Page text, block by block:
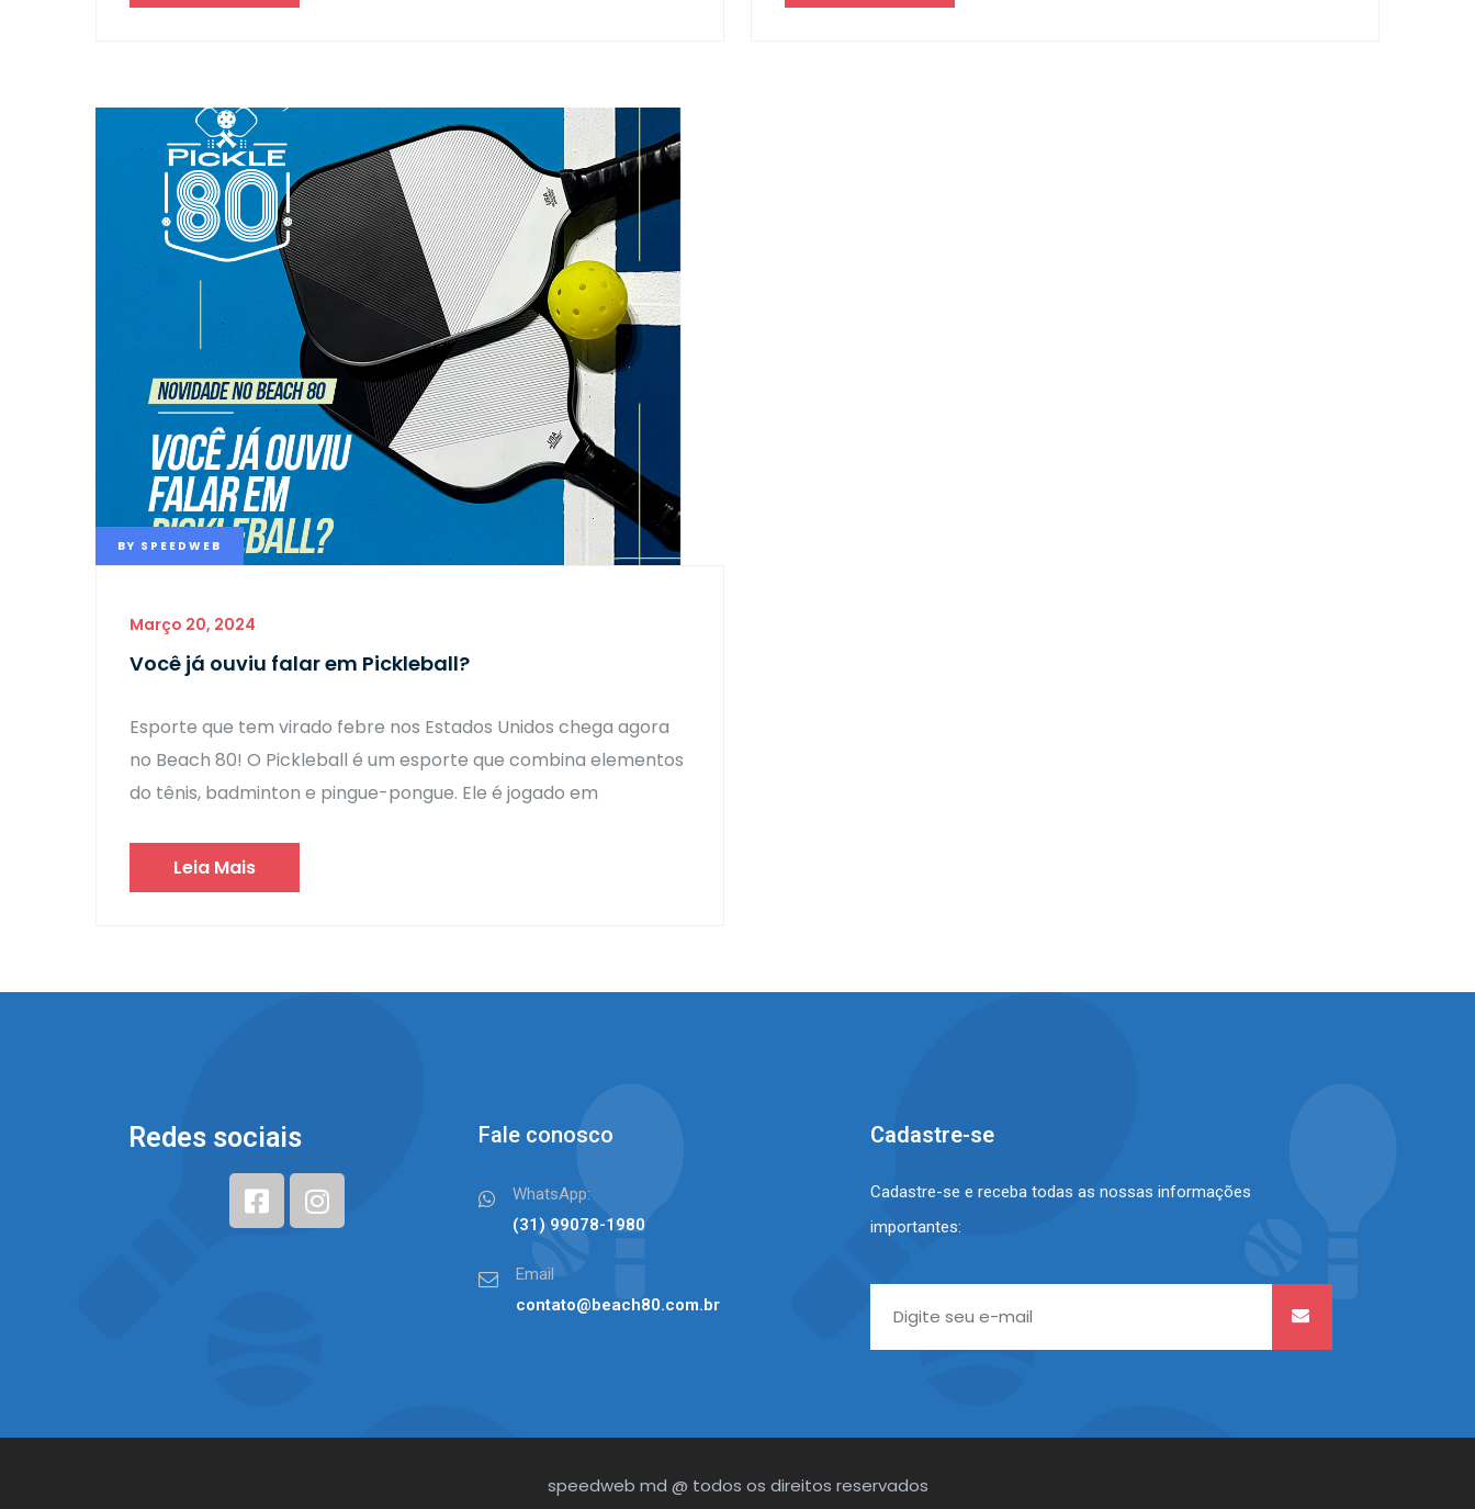
BY SPEEDWEB
Março 20, 2024
Você já ouviu falar em Pickleball?
Esporte que tem virado febre nos Estados Unidos chega agora
no Beach 80! O Pickleball é um esporte que combina elementos
do tênis, badminton e pingue-pongue. Ele é jogado em
Leia Mais
Redes sociais Fale conosco
WhatsApp:
(31) 99078-1980⠀⠀
Email
contato@beach80.com.br
Cadastre-se
Cadastre-se e receba todas as nossas informações
importantes:
speedweb md @ todos os direitos reservados